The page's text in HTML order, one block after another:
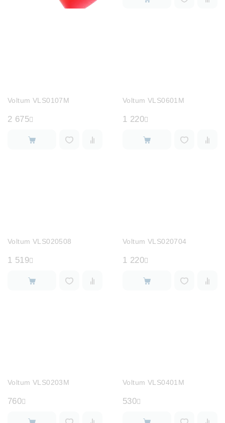
Voltum VLS0107M
2 675
Voltum VLS0601M
1 220
Voltum VLS020508
1 519
Voltum VLS020704
1 220
Voltum VLS0203M
760
Voltum VLS0401M
530